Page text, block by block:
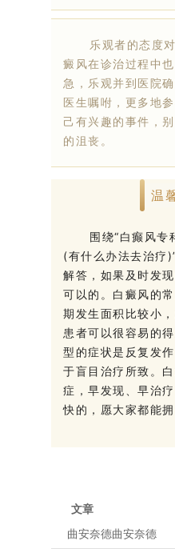
乐观者的态度对
癜风在诊治过程中
急，乐观并到医院
医生嘱咐，更多地
己有兴趣的事件，
的沮丧。
温
围绕“白癫风专
(有什么办法去治疗
解答，如果及时发
可以的。白癜风的
期发生面积比较小
患者可以很容易的
型的症状是反复发
于盲目治疗所致。
症，早发现、早治
快的，愿大家都能拥
文章
曲安奈德曲安奈德